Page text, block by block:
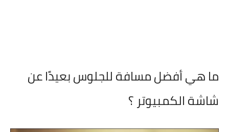
ما هي أفضل مسافة للجلوس بعيدًا عن
شاشة الكمبيوتر ؟